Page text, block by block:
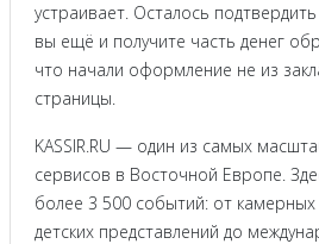
устраивает. Осталось
вы ещё и получите часть денег
что начали оформление не из
страницы.
KASSIR.RU — один из самых
сервисов в Восточной Европе.
более 3 500 событий: от
детских представлений до